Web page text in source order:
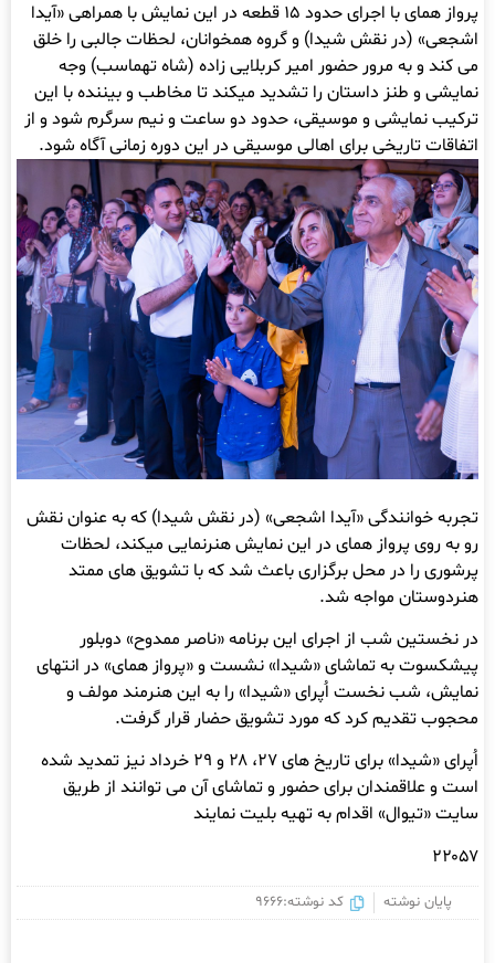
پرواز همای با اجرای حدود ۱۵ قطعه در این نمایش با همراهی «آیدا
اشجعی» (در نقش شیدا) و گروه همخوانان، لحظات جالبی را خلق
می کند و به مرور حضور امیر کربلایی زاده (شاه تهماسب) وجه
نمایشی و طنز داستان را تشدید میکند تا مخاطب و بیننده با این
ترکیب نمایشی و موسیقی، حدود دو ساعت و نیم سرگرم شود و از
اتفاقات تاریخی برای اهالی موسیقی در این دوره زمانی آگاه شود.
تجربه خوانندگی «آیدا اشجعی» (در نقش شیدا) که به عنوان نقش
رو به روی پرواز همای در این نمایش هنرنمایی میکند، لحظات
پرشوری را در محل برگزاری باعث شد که با تشویق های ممتد
هنردوستان مواجه شد.
در نخستین شب از اجرای این برنامه «ناصر ممدوح» دوبلور
پیشکسوت به تماشای «شیدا» نشست و «پرواز همای» در انتهای
نمایش، شب نخست اُپرای «شیدا» را به این هنرمند مولف و
محجوب تقدیم کرد که مورد تشویق حضار قرار گرفت.
اُپرای «شیدا» برای تاریخ های ۲۷، ۲۸ و ۲۹ خرداد نیز تمدید شده
است و علاقمندان برای حضور و تماشای آن می توانند از طریق
سایت «تیوال» اقدام به تهیه بلیت نمایند
۲۲۰۵۷
پایان نوشته کد نوشته:9666